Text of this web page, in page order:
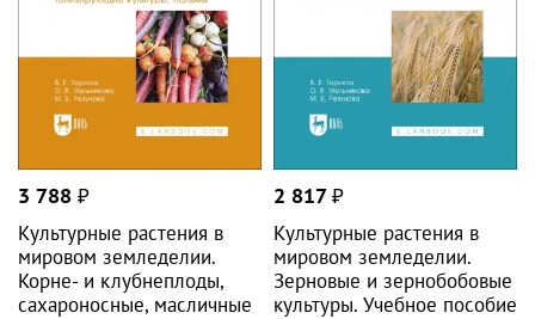
3 788 ₽
Культурные растения в
мировом земледелии.
Корне- и клубнеплоды,
сахароносные, масличные
2 817 ₽
Культурные растения в
мировом земледелии.
Зерновые и зернобобовые
культуры. Учебное пособие